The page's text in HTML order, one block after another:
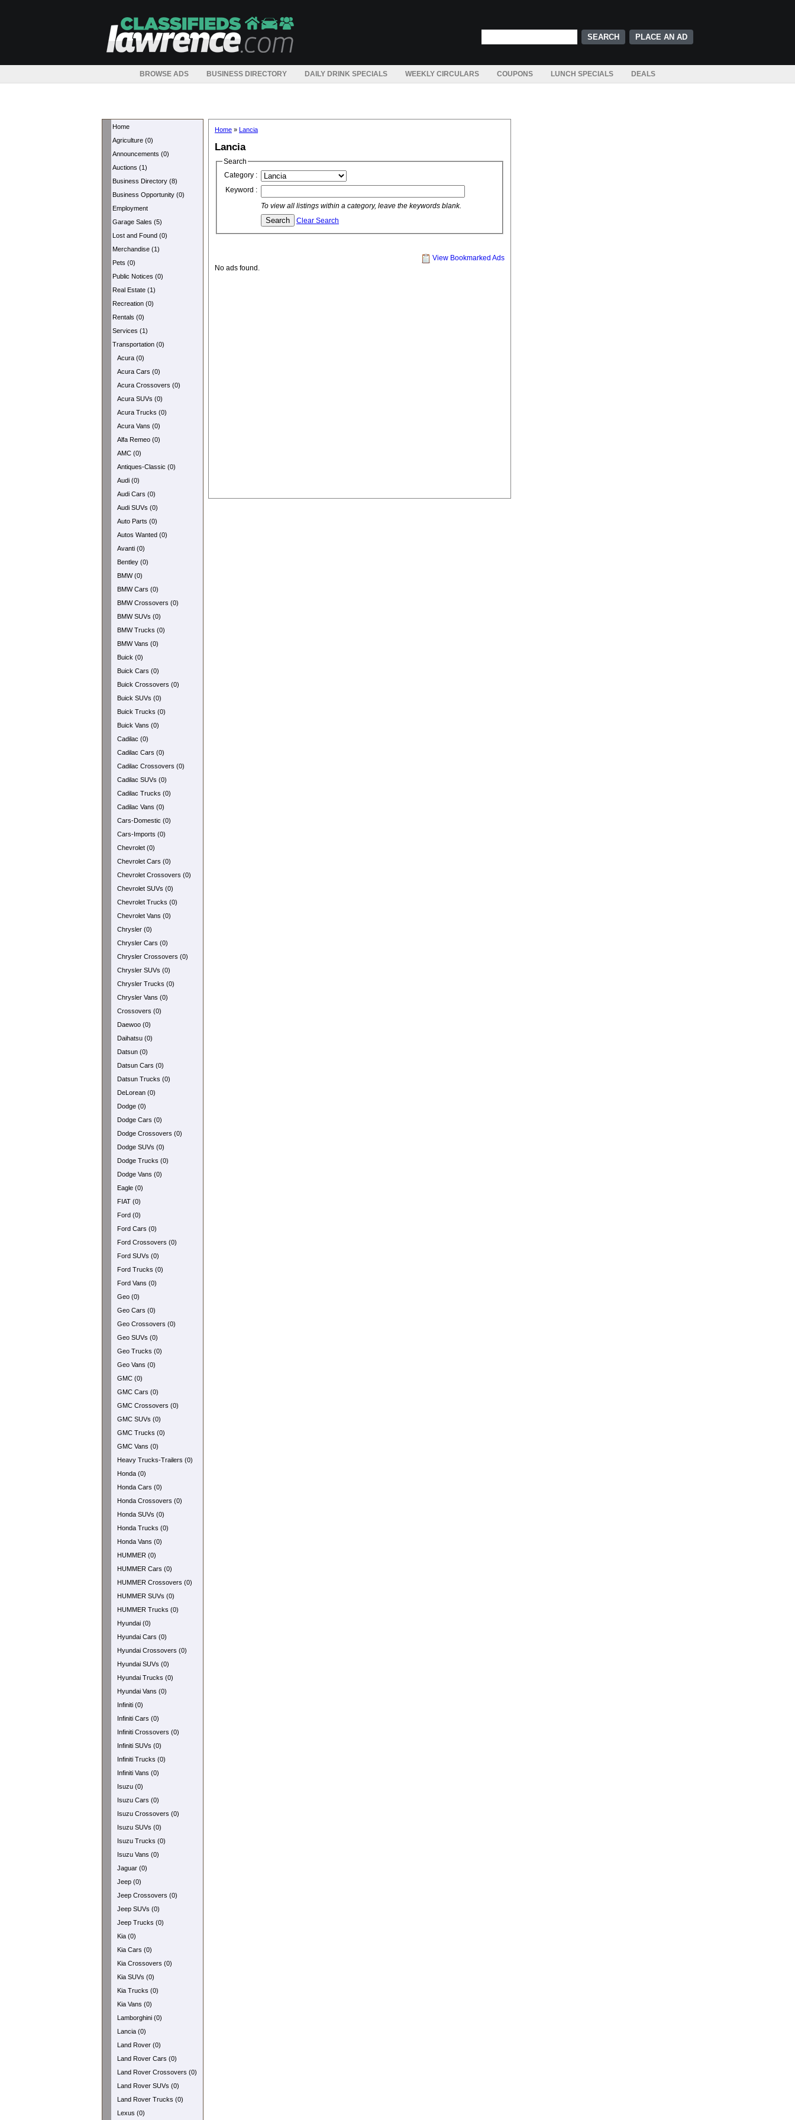
PLACE AN AD
BROWSE ADS BUSINESS DIRECTORY DAILY DRINK SPECIALS WEEKLY CIRCULARS COUPONS LUNCH SPECIALS DEALS
Home
Agriculture (0)
Announcements (0)
Auctions (1)
Business Directory (8)
Business Opportunity (0)
Employment
Garage Sales (5)
Lost and Found (0)
Merchandise (1)
Pets (0)
Public Notices (0)
Real Estate (1)
Recreation (0)
Rentals (0)
Services (1)
Transportation (0)
Acura (0)
Acura Cars (0)
Acura Crossovers (0)
Acura SUVs (0)
Acura Trucks (0)
Acura Vans (0)
Alfa Remeo (0)
AMC (0)
Antiques-Classic (0)
Audi (0)
Audi Cars (0)
Audi SUVs (0)
Auto Parts (0)
Autos Wanted (0)
Avanti (0)
Bentley (0)
BMW (0)
BMW Cars (0)
BMW Crossovers (0)
BMW SUVs (0)
BMW Trucks (0)
BMW Vans (0)
Buick (0)
Buick Cars (0)
Buick Crossovers (0)
Buick SUVs (0)
Buick Trucks (0)
Buick Vans (0)
Cadilac (0)
Cadilac Cars (0)
Cadilac Crossovers (0)
Cadilac SUVs (0)
Cadilac Trucks (0)
Cadilac Vans (0)
Cars-Domestic (0)
Cars-Imports (0)
Chevrolet (0)
Chevrolet Cars (0)
Chevrolet Crossovers (0)
Chevrolet SUVs (0)
Chevrolet Trucks (0)
Chevrolet Vans (0)
Chrysler (0)
Chrysler Cars (0)
Chrysler Crossovers (0)
Chrysler SUVs (0)
Chrysler Trucks (0)
Chrysler Vans (0)
Crossovers (0)
Daewoo (0)
Daihatsu (0)
Datsun (0)
Datsun Cars (0)
Datsun Trucks (0)
DeLorean (0)
Dodge (0)
Dodge Cars (0)
Dodge Crossovers (0)
Dodge SUVs (0)
Dodge Trucks (0)
Dodge Vans (0)
Eagle (0)
FIAT (0)
Ford (0)
Ford Cars (0)
Ford Crossovers (0)
Ford SUVs (0)
Ford Trucks (0)
Ford Vans (0)
Geo (0)
Geo Cars (0)
Geo Crossovers (0)
Geo SUVs (0)
Geo Trucks (0)
Geo Vans (0)
GMC (0)
GMC Cars (0)
GMC Crossovers (0)
GMC SUVs (0)
GMC Trucks (0)
GMC Vans (0)
Heavy Trucks-Trailers (0)
Honda (0)
Honda Cars (0)
Honda Crossovers (0)
Honda SUVs (0)
Honda Trucks (0)
Honda Vans (0)
HUMMER (0)
HUMMER Cars (0)
HUMMER Crossovers (0)
HUMMER SUVs (0)
HUMMER Trucks (0)
Hyundai (0)
Hyundai Cars (0)
Hyundai Crossovers (0)
Hyundai SUVs (0)
Hyundai Trucks (0)
Hyundai Vans (0)
Infiniti (0)
Infiniti Cars (0)
Infiniti Crossovers (0)
Infiniti SUVs (0)
Infiniti Trucks (0)
Infiniti Vans (0)
Isuzu (0)
Isuzu Cars (0)
Isuzu Crossovers (0)
Isuzu SUVs (0)
Isuzu Trucks (0)
Isuzu Vans (0)
Jaguar (0)
Jeep (0)
Jeep Crossovers (0)
Jeep SUVs (0)
Jeep Trucks (0)
Kia (0)
Kia Cars (0)
Kia Crossovers (0)
Kia SUVs (0)
Kia Trucks (0)
Kia Vans (0)
Lamborghini (0)
Lancia (0)
Land Rover (0)
Land Rover Cars (0)
Land Rover Crossovers (0)
Land Rover SUVs (0)
Land Rover Trucks (0)
Lexus (0)
Home » Lancia
Lancia
Search
Category :
Keyword :
To view all listings within a category, leave the keywords blank.
Clear Search
View Bookmarked Ads
No ads found.